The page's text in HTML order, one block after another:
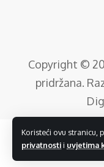
Koristeći ovu stranicu,
privatnostii uvjetima
Copyright ©
pridržana.